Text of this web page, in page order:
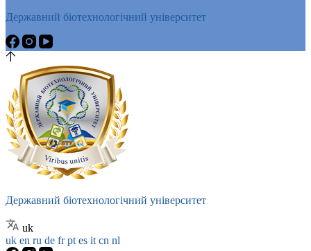
Державний біотехнологічний університет
Державний біотехнологічний університет
uk
uk en ru de frpt es it cn nl